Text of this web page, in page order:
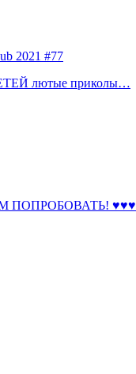
2021 #77
лютые приколы…
ПОПРОБОВАТЬ! ♥♥♥